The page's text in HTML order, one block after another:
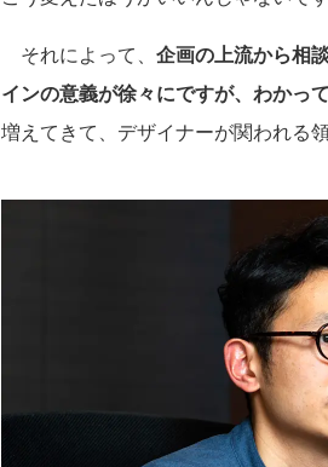
それによって、 企画の上流から相
インの意義が徐々にですが、わかっ
増えてきて、デザイナーが関われる